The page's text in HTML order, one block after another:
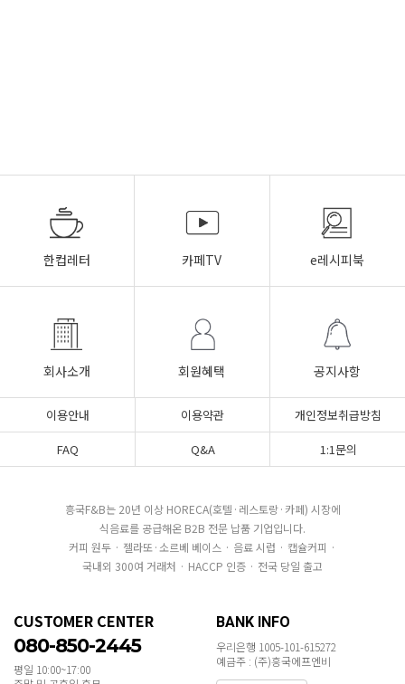
한컵레터 카페TV e레시피북
회사소개 회원혜택 공지사항
이용안내 이용약관
개인정보취급방침
FAQ
Q&A 1:1문의
흥국F&B는 20년 이상 HORECA(호텔·레스토랑·카페) 시장에
식음료를 공급해온 B2B 전문 납품 기업입니다.
커피 원두 · 젤라또·소르베 베이스 · 음료 시럽 · 캡슐커피 ·
국내외 300여 거래처 · HACCP 인증 · 전국 당일 출고
CUSTOMER CENTER
080-850-2445
평일 10:00~17:00
BANK INFO
우리은행 1005-101-615272
예금주 : (주)흥국에프엔비